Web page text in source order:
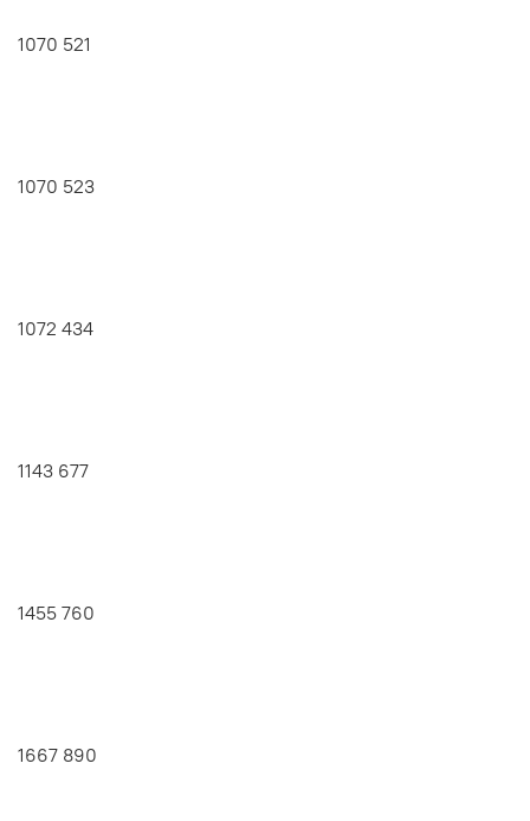
1070 521
1070 523
1072 434
1143 677
1455 760
1667 890